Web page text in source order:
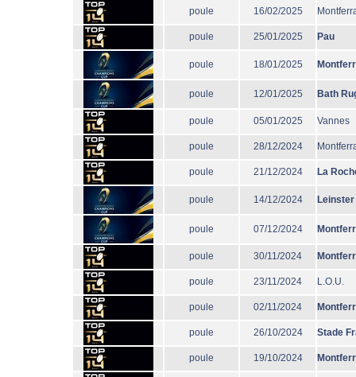
poule 16/02/2025
poule 25/01/2025 Pau
poule 18/01/2025
poule 12/01/2025 Bath
poule 05/01/2025 Vannes
poule 28/12/2024
poule 21/12/2024 La
poule 14/12/2024 Leinster
poule 07/12/2024
poule 30/11/2024
poule 23/11/2024 L.O.U.
poule 02/11/2024
poule 26/10/2024 Stade
poule 19/10/2024